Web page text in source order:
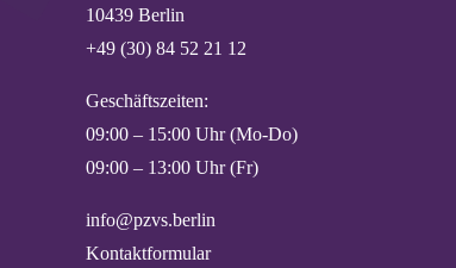
10439 Berlin
+49 (30) 84 52 21 12
Geschäftszeiten:
09:00 – 15:00 Uhr (Mo-Do)
09:00 – 13:00 Uhr (Fr)
info@pzvs.berlin
Kontaktformular